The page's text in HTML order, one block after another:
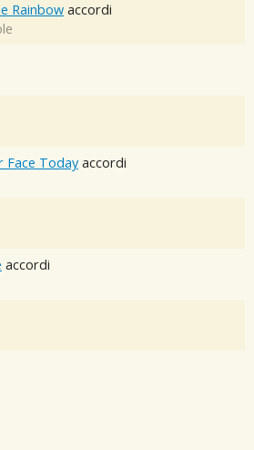
Rainbow accordi
Face Today accordi
accordi